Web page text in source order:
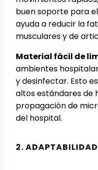
buen soporte para
ayuda a reducir la
musculares y de
Material fácil de
ambientes
y desinfectar. Esto
altos estándares de
propagación de
del hospital.
2.